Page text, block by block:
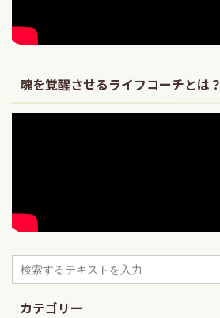
魂を覚醒させるライフコーチとは？
カテゴリー